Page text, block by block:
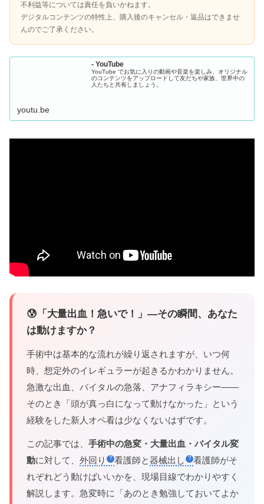
不利益等については責任を負いかねます。
デジタルコンテンツの特性上、購入後のキャンセル・返品はできませ
んのでご了承ください。
- YouTube
YouTube でお気に入りの動画や音楽を楽しみ、オリジナル
のコンテンツをアップロードして友だちや家族、世界中の
人たちと共有しましょう。
youtu.be
😰「大量出血！急いで！」―その瞬間、あなた
は動けますか？
手術中は基本的な流れが繰り返されますが、いつ何
時、想定外のイレギュラーが起きるかわかりません。
急激な出血、バイタルの急落、アナフィラキシー——
そのとき「頭が真っ白になって動けなかった」という
経験をした新人オペ看は少なくないはずです。
この記事では、 手術中の急変・大量出血・バイタル変
動に対して、 外回り 看護師と器械出し
看護師がそ
れぞれどう動けばいいかを、現場目線でわかりやすく
解説します。急変時に「あのとき勉強しておいてよか